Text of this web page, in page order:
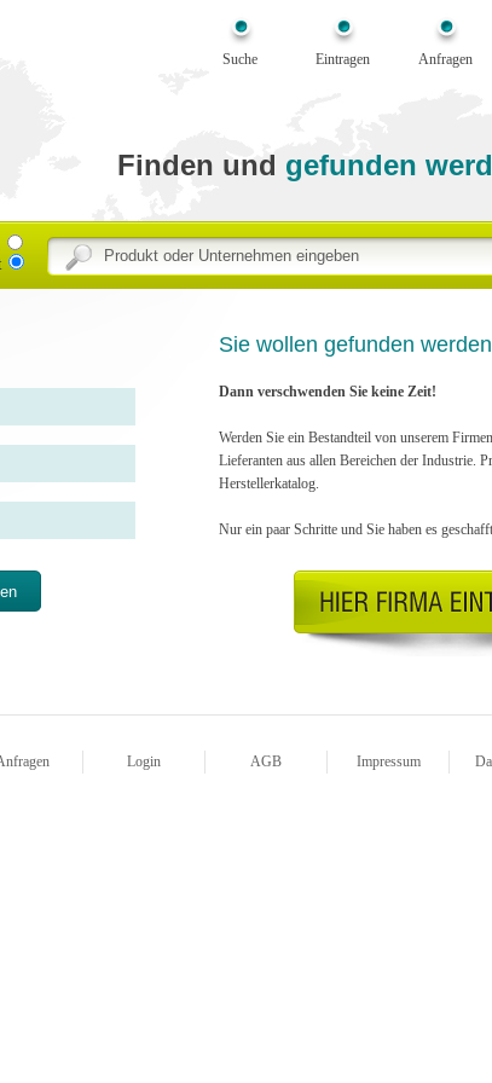
Suche Eintragen Anfragen
Finden und gefunden
Sie wollen gefunden
Dann verschwenden Sie keine Zeit!
Werden Sie ein Bestandteil von unserem
Lieferanten aus allen Bereichen der Industrie.
Herstellerkatalog.
Nur ein paar Schritte und Sie haben es
Login AGB Impressum